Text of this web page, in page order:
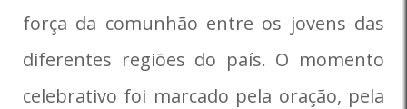
força da comunhão entre os jovens das
diferentes regiões do país. O momento
celebrativo foi marcado pela oração, pela